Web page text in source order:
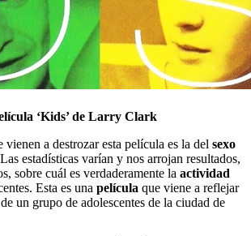
‘Kids’ de Larry Clark
a destrozar esta película es la del sexo
estadísticas varían y nos arrojan resultados,
sobre cuál es verdaderamente la actividad
Esta es una película que viene a reflejar
un grupo de adolescentes de la ciudad de